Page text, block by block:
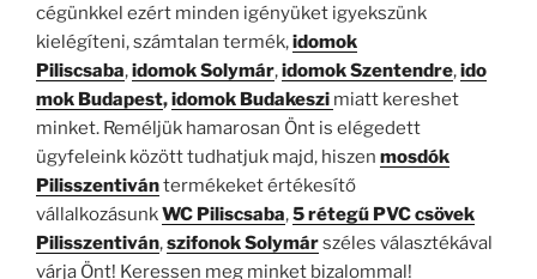
cégünkkel ezért minden igényüket igyekszünk
kielégíteni, számtalan termék,idomok
Piliscsaba,idomokSolymár,idomokSzentendre,ido
mok Budapest,idomok Budakeszi miatt kereshet
minket. Reméljük hamarosan Önt is elégedett
ügyfeleink között tudhatjuk majd, hiszen mosdók
Pilisszentivántermékeket értékesítő
vállalkozásunkWC Piliscsaba,5 rétegű PVC csövek
Pilisszentiván,szifonokSolymárszéles választékával
várja Önt! Keressen meg minket bizalommal!